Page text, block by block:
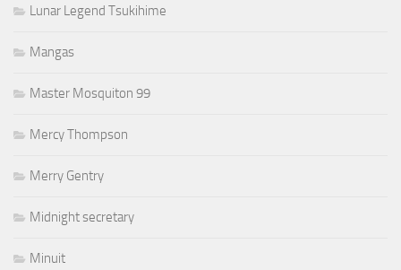
Lunar Legend Tsukihime
Mangas
Master Mosquiton 99
Mercy Thompson
Merry Gentry
Midnight secretary
Minuit